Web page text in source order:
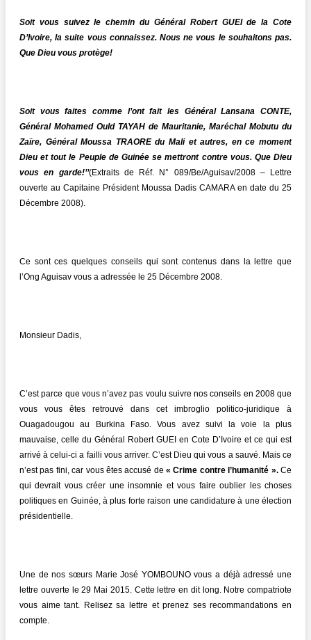
Soit vous suivez le chemin du Général Robert GUEI de la Cote
D’Ivoire, la suite vous connaissez. Nous ne vous le souhaitons pas.
Que Dieu vous protège!
Soit vous faites comme l’ont fait les Général Lansana CONTE,
Général Mohamed Ould TAYAH de Mauritanie, Maréchal Mobutu du
Zaïre, Général Moussa TRAORE du Mali et autres, en ce moment
Dieu et tout le Peuple de Guinée se mettront contre vous. Que Dieu
vous en garde!’’(Extraits de Réf. N° 089/Be/Aguisav/2008 – Lettre
ouverte au Capitaine Président Moussa Dadis CAMARA en date du 25
Décembre 2008).
Ce sont ces quelques conseils qui sont contenus dans la lettre que
l’Ong Aguisav vous a adressée le 25 Décembre 2008.
Monsieur Dadis,
C’est parce que vous n’avez pas voulu suivre nos conseils en 2008 que
vous vous êtes retrouvé dans cet imbroglio politico-juridique à
Ouagadougou au Burkina Faso. Vous avez suivi la voie la plus
mauvaise, celle du Général Robert GUEI en Cote D’Ivoire et ce qui est
arrivé à celui-ci a failli vous arriver. C’est Dieu qui vous a sauvé. Mais ce
n’est pas fini, car vous êtes accusé de« Crime contre l’humanité ».Ce
qui devrait vous créer une insomnie et vous faire oublier les choses
politiques en Guinée, à plus forte raison une candidature à une élection
présidentielle.
Une de nos sœurs Marie José YOMBOUNO vous a déjà adressé une
lettre ouverte le 29 Mai 2015. Cette lettre en dit long. Notre compatriote
vous aime tant. Relisez sa lettre et prenez ses recommandations en
compte.